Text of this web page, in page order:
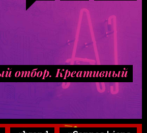
отбор. Креативный